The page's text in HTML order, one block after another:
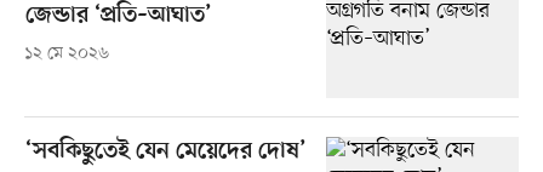
জেন্ডার ‘প্রতি–আঘাত’
১২ মে ২০২৬
‘সবকিছুতেই যেন মেয়েদের দোষ’